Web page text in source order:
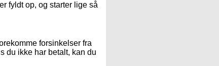
fyldt op, og starter lige så
forsinkelser fra
du ikke har betalt, kan du